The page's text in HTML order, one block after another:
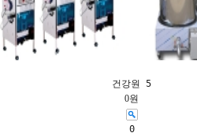
건강원 5
0원
0